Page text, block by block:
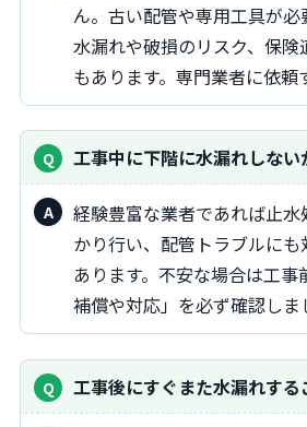
ん。古い配管や専用工具が必
水漏れや破損のリスク、保
もあります。専門業者に依頼
工事中に下階に水漏れしない
経験豊富な業者であれば止水処理・養生をしっ
かり行い、配管トラブルに
あります。不安な場合は工事
補償や対応」を必ず確認しま
工事後にすぐまた水漏れす